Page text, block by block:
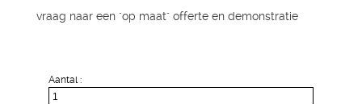
vraag naar een "op maat" offerte en demonstratie
Aantal :